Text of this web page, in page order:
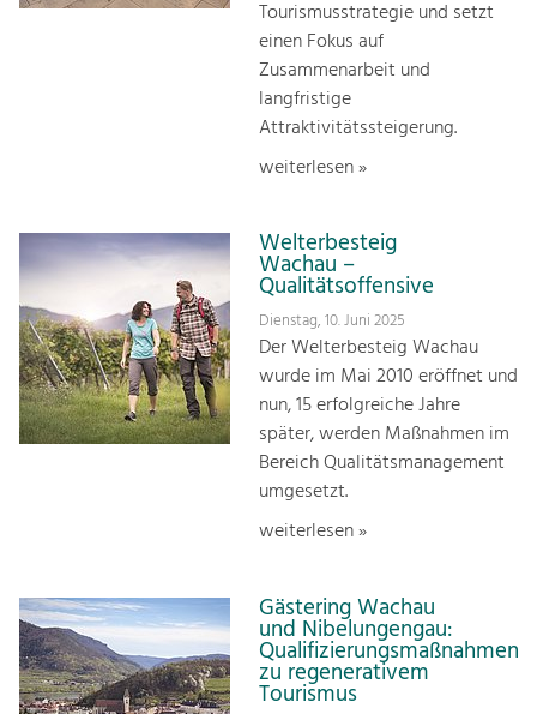
Tourismusstrategie und setzt
einen Fokus auf
Zusammenarbeit und
langfristige
Attraktivitätssteigerung.
weiterlesen »
Welterbesteig
Wachau –
Qualitätsoffensive
Dienstag, 10. Juni 2025
Der Welterbesteig Wachau
wurde im Mai 2010 eröffnet und
nun, 15 erfolgreiche Jahre
später, werden Maßnahmen im
Bereich Qualitätsmanagement
umgesetzt.
weiterlesen »
Gästering Wachau
und Nibelungengau:
Qualifizierungsmaßnahmen
zu regenerativem
Tourismus